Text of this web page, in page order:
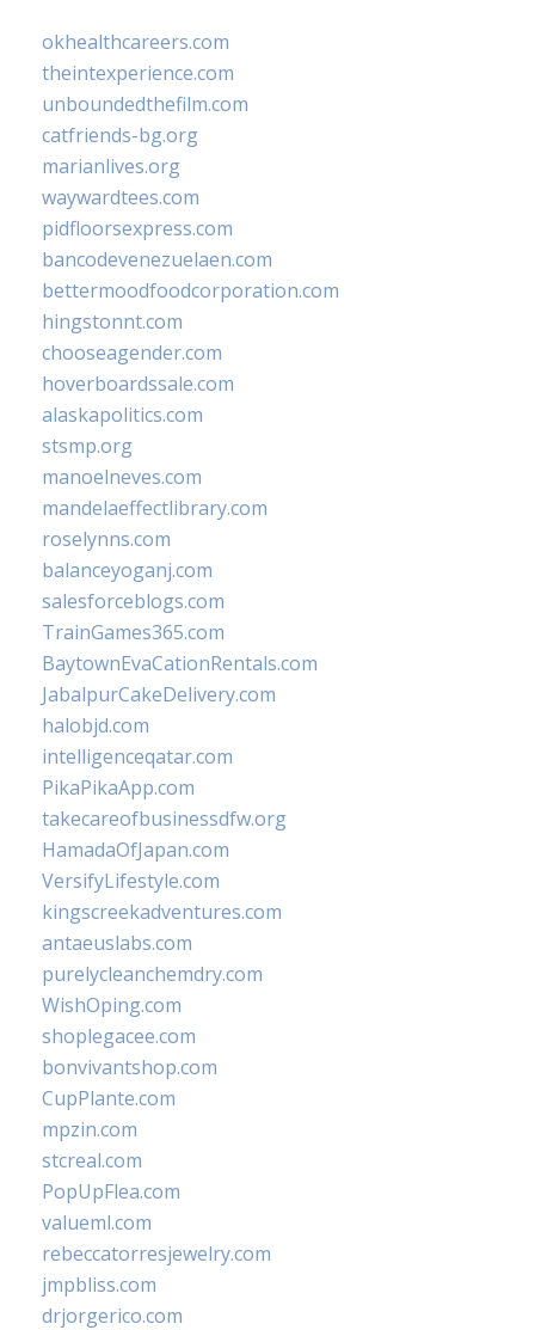
okhealthcareers.com
theintexperience.com
unboundedthefilm.com
catfriends-bg.org
marianlives.org
waywardtees.com
pidfloorsexpress.com
bancodevenezuelaen.com
bettermoodfoodcorporation.com
hingstonnt.com
chooseagender.com
hoverboardssale.com
alaskapolitics.com
stsmp.org
manoelneves.com
mandelaeffectlibrary.com
roselynns.com
balanceyoganj.com
salesforceblogs.com
TrainGames365.com
BaytownEvaCationRentals.com
JabalpurCakeDelivery.com
halobjd.com
intelligenceqatar.com
PikaPikaApp.com
takecareofbusinessdfw.org
HamadaOfJapan.com
VersifyLifestyle.com
kingscreekadventures.com
antaeuslabs.com
purelycleanchemdry.com
WishOping.com
shoplegacee.com
bonvivantshop.com
CupPlante.com
mpzin.com
stcreal.com
PopUpFlea.com
valueml.com
rebeccatorresjewelry.com
jmpbliss.com
drjorgerico.com